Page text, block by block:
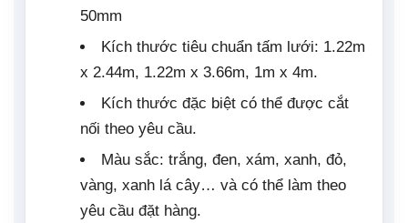
50mm
Kích thước tiêu chuẩn tấm lưới: 1.22m
x 2.44m, 1.22m x 3.66m, 1m x 4m.
Kích thước đặc biệt có thể được cắt
nối theo yêu cầu.
Màu sắc: trắng, đen, xám, xanh, đỏ,
vàng, xanh lá cây… và có thể làm theo
yêu cầu đặt hàng.